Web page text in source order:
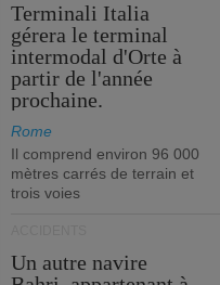
Terminali Italia
gérera le terminal
intermodal d'Orte à
partir de l'année
prochaine.
Rome
Il comprend environ 96 000
mètres carrés de terrain et
trois voies
Un autre navire